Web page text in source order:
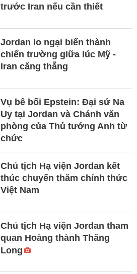
trước Iran nếu cần thiết
Jordan lo ngại biến thành
chiến trường giữa lúc Mỹ -
Iran căng thẳng
Vụ bê bối Epstein: Đại sứ Na
Uy tại Jordan và Chánh văn
phòng của Thủ tướng Anh từ
chức
Chủ tịch Hạ viện Jordan kết
thúc chuyến thăm chính thức
Việt Nam
Chủ tịch Hạ viện Jordan tham
quan Hoàng thành Thăng
Long